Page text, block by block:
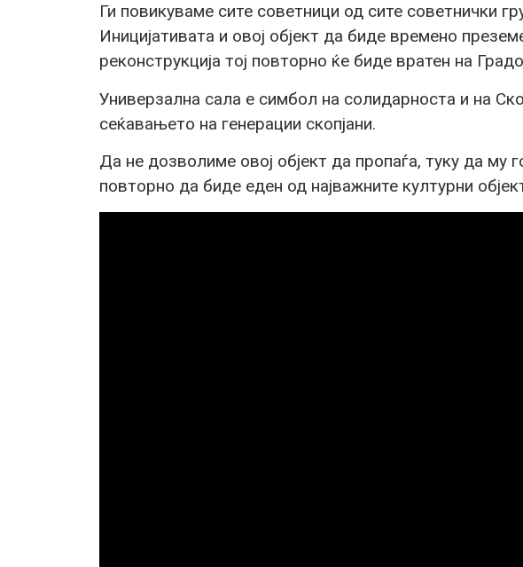
Ги повикуваме сите советници од сите советнички
Иницијативата и овој објект да биде времено
реконструкција тој повторно ќе биде вратен на
Универзална сала е симбол на солидарноста и на
сеќавањето на генерации скопјани.
Да не дозволиме овој објект да пропаѓа, туку да му
повторно да биде еден од најважните културни